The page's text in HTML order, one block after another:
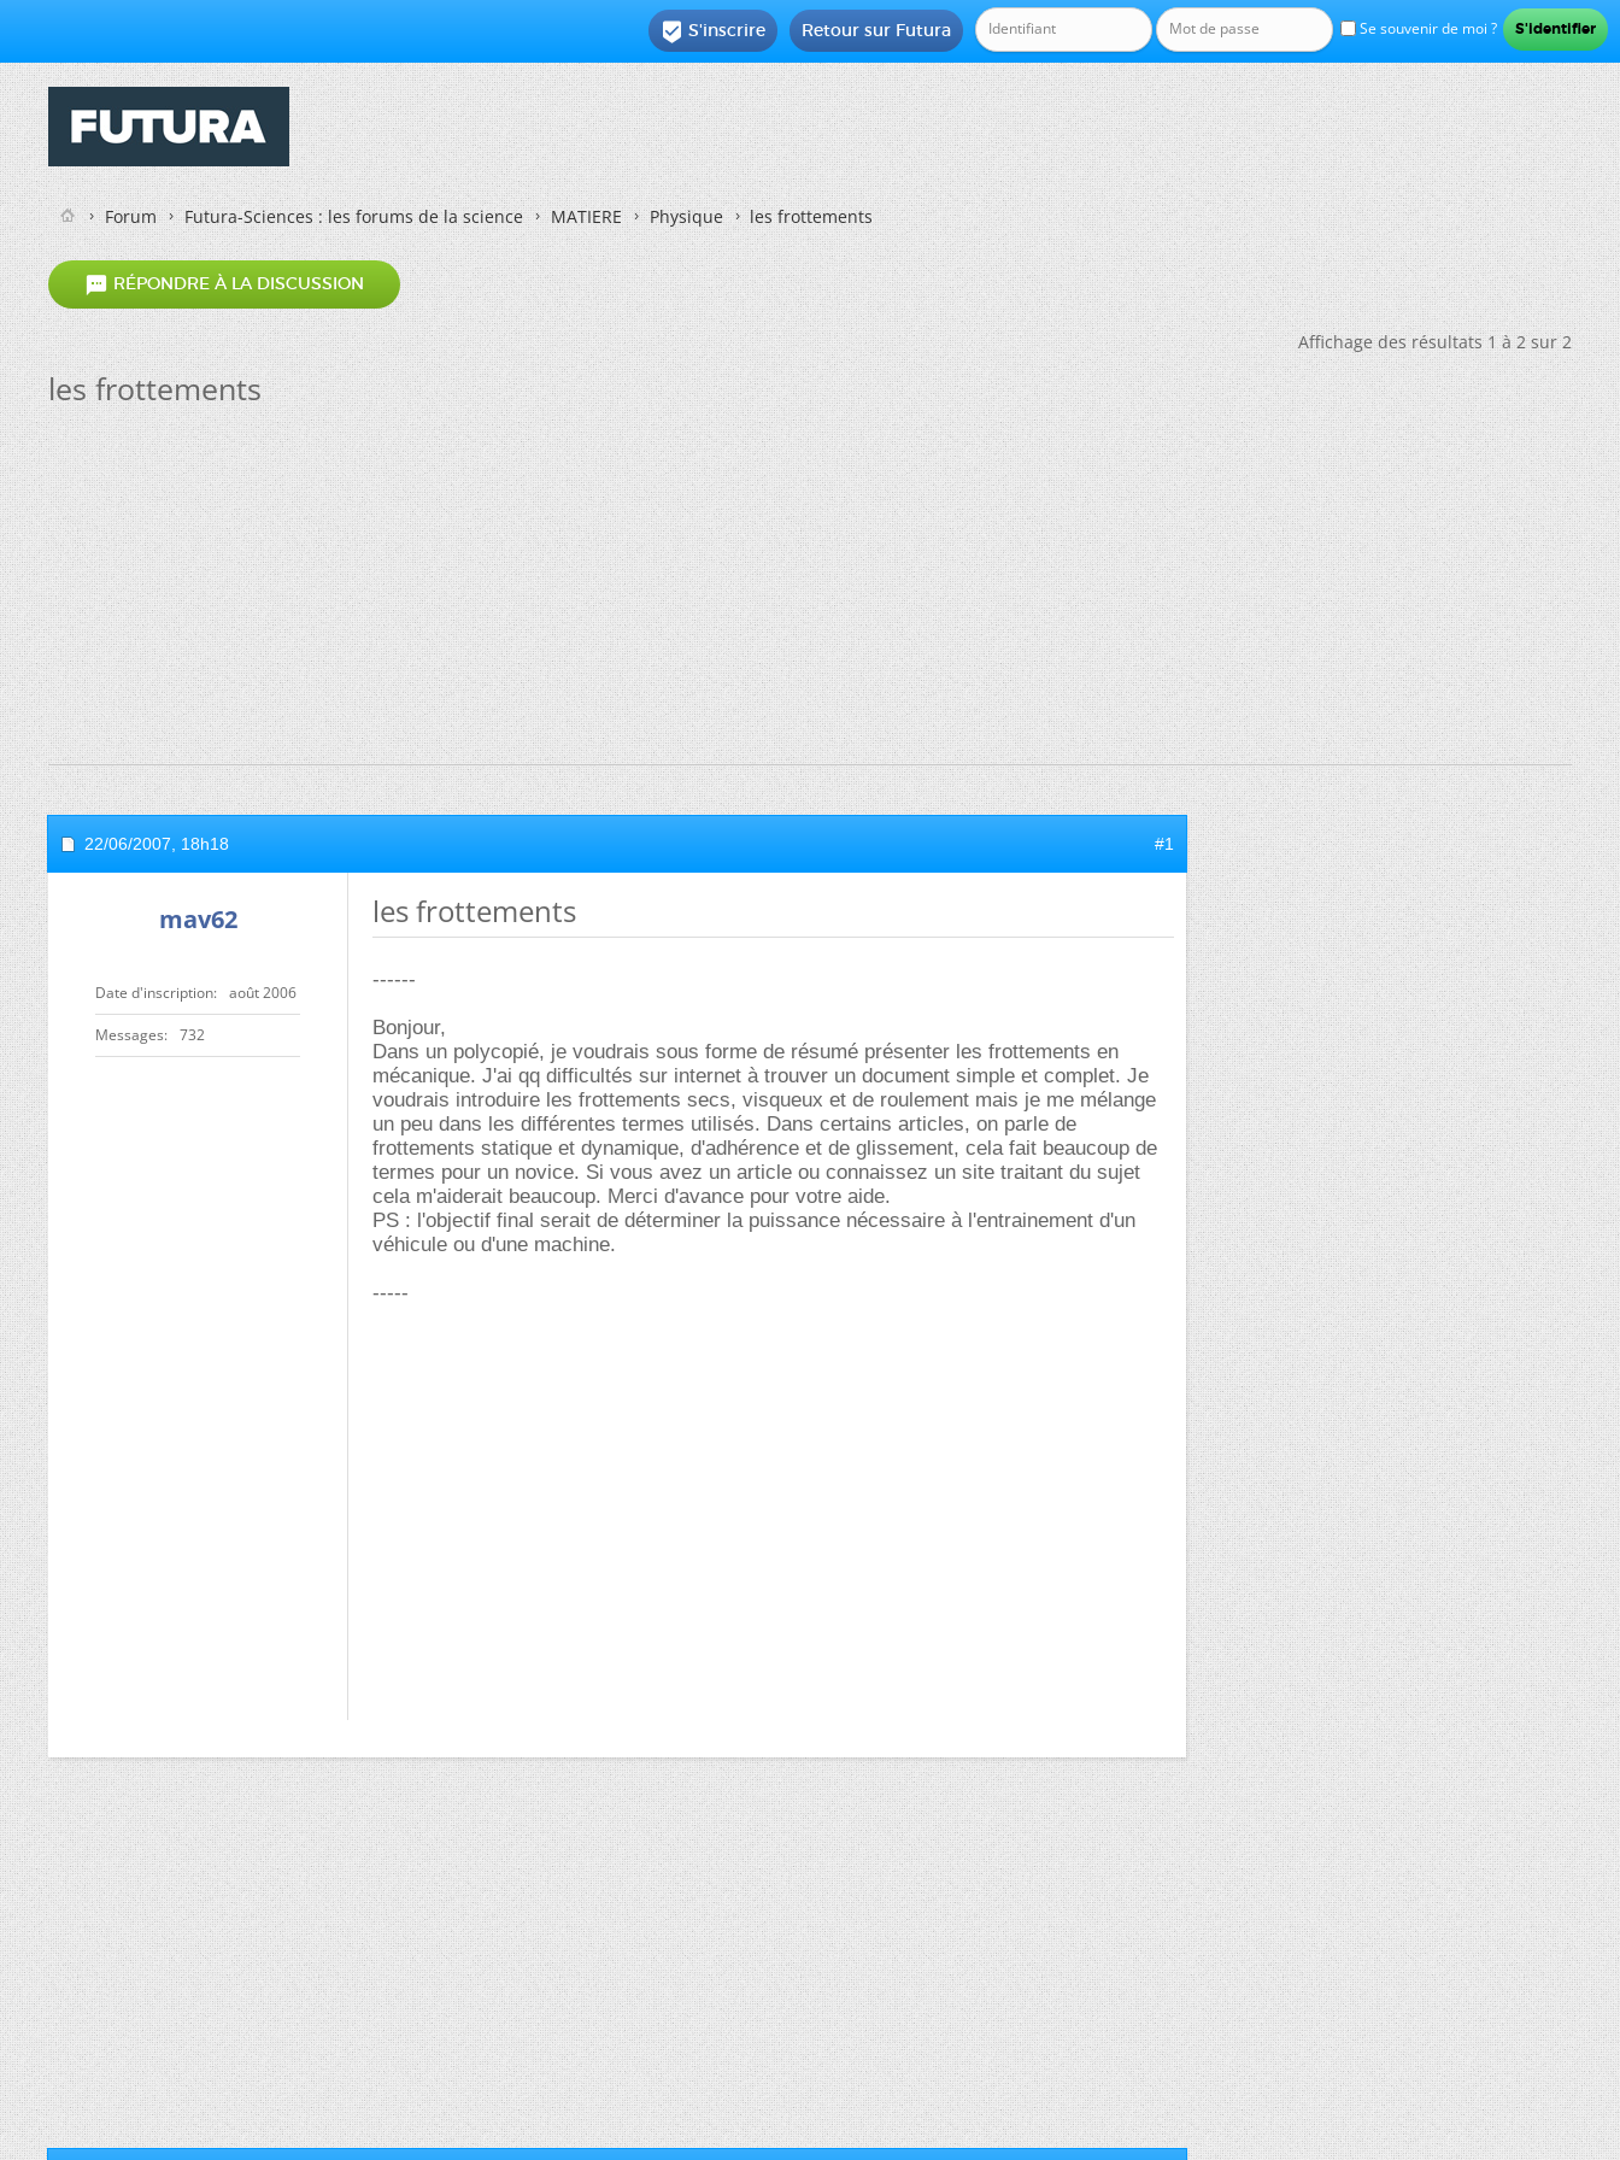
Se souvenir de moi ?
Retour sur Futura
 S'inscrire
Forum Futura-Sciences : les forums de la science MATIERE Physique les frottements
 RÉPONDRE À LA DISCUSSION
Affichage des résultats 1 à 2 sur 2
les frottements
22/06/2007, 18h18 #1
mav62
Date d'inscription août 2006
Messages 732
les frottements
------
Bonjour,
Dans un polycopié, je voudrais sous forme de résumé présenter les frottements en
mécanique. J'ai qq difficultés sur internet à trouver un document simple et complet. Je
voudrais introduire les frottements secs, visqueux et de roulement mais je me mélange
un peu dans les différentes termes utilisés. Dans certains articles, on parle de
frottements statique et dynamique, d'adhérence et de glissement, cela fait beaucoup de
termes pour un novice. Si vous avez un article ou connaissez un site traitant du sujet
cela m'aiderait beaucoup. Merci d'avance pour votre aide.
PS : l'objectif final serait de déterminer la puissance nécessaire à l'entrainement d'un
véhicule ou d'une machine.
-----